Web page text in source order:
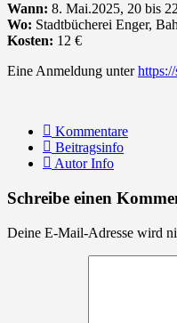
Wann: 8. Mai.2025, 20 bis
Wo: Stadtbücherei Enger,
Kosten: 12 €
Eine Anmeldung unter
Kommentare
Beitragsinfo
Autor Info
Schreibe einen
Deine E-Mail-Adresse wird